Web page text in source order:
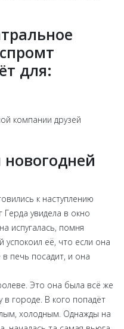
для:
компании друзей
к наступлению
Герда увидела в окно
испугалась, помня
её, что если она
печь посадит, и она
Это она была всё же
городе. В кого попадёт
холодным. Однажды на